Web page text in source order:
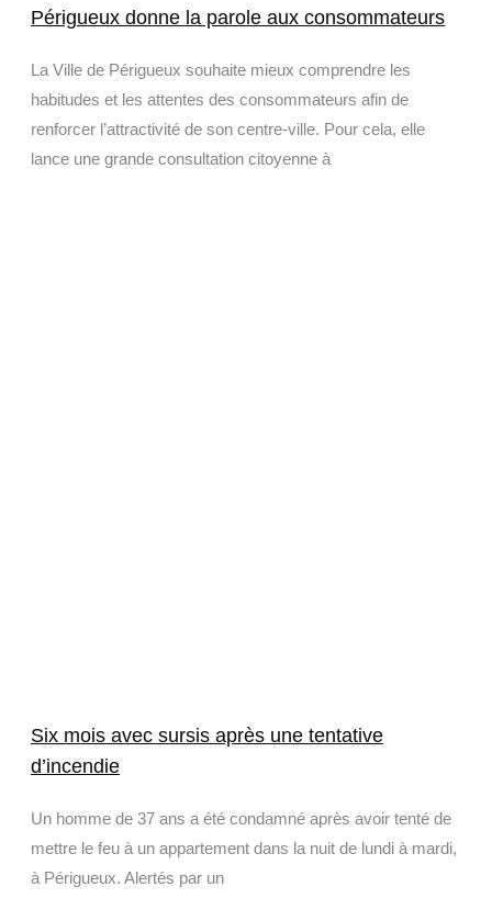
Périgueux donne la parole aux consommateurs
La Ville de Périgueux souhaite mieux comprendre les
habitudes et les attentes des consommateurs afin de
renforcer l’attractivité de son centre-ville. Pour cela, elle
lance une grande consultation citoyenne à
Six mois avec sursis après une tentative
d’incendie
Un homme de 37 ans a été condamné après avoir tenté de
mettre le feu à un appartement dans la nuit de lundi à mardi,
à Périgueux. Alertés par un